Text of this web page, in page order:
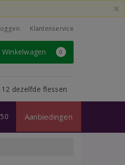
×
Klantenservice
Winkelwagen 0
dezelfde flessen
Aanbiedingen